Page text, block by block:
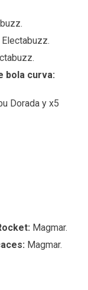
Electabuzz.
bola curva:
Dorada y x5
Magmar.
Magmar.